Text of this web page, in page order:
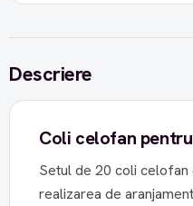
Descriere
Coli celofan
Setul de 20 coli
realizarea de